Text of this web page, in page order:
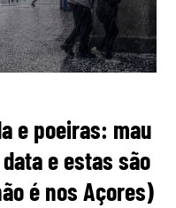
e poeiras: mau
e estas são
é nos Açores)